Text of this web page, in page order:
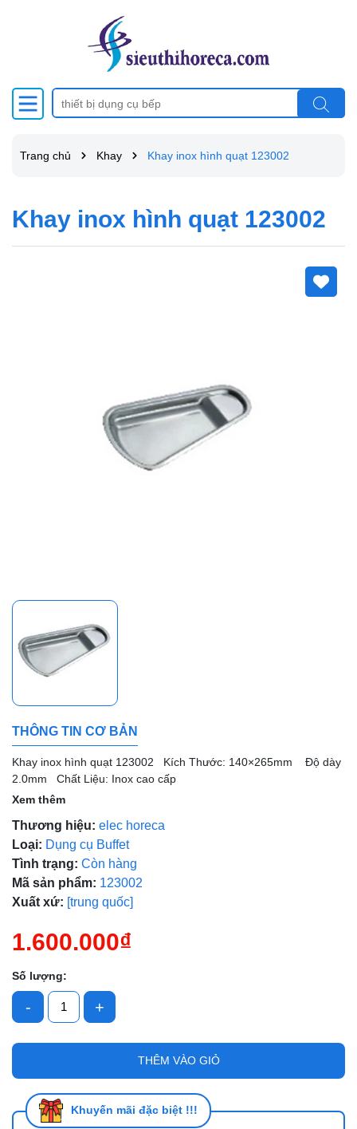
Trang chủ Khay Khay inox hình quạt 123002
Khay inox hình quạt 123002
THÔNG TIN CƠ BẢN
Khay inox hình quạt 123002 Kích Thước: 140×265mm Độ dày
2.0mm Chất Liệu: Inox cao cấp
Xem thêm
Thương hiệu: elec horeca
Loại: Dụng cụ Buffet
Tình trạng: Còn hàng
Mã sản phẩm: 123002
Xuất xứ: [trung quốc]
1.600.000₫
Số lượng:
- +
THÊM VÀO GIỎ
Khuyến mãi đặc biệt !!!
Mã giảm giá: